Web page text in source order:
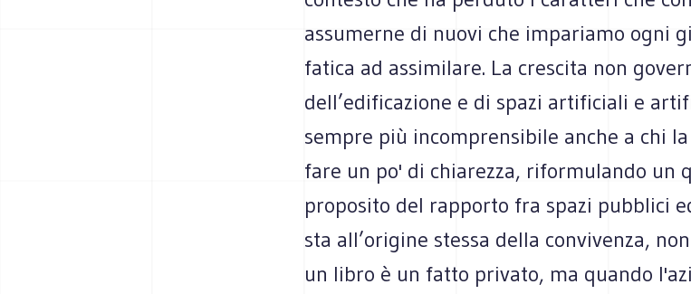
assumerne di nuovi che impariamo ogni
fatica ad assimilare. La crescita non
dell’edificazione e di spazi artificiali e
sempre più incomprensibile anche a chi
fare un po' di chiarezza, riformulando un
proposito del rapporto fra spazi pubblici
sta all’origine stessa della convivenza,
un libro è un fatto privato, ma quando